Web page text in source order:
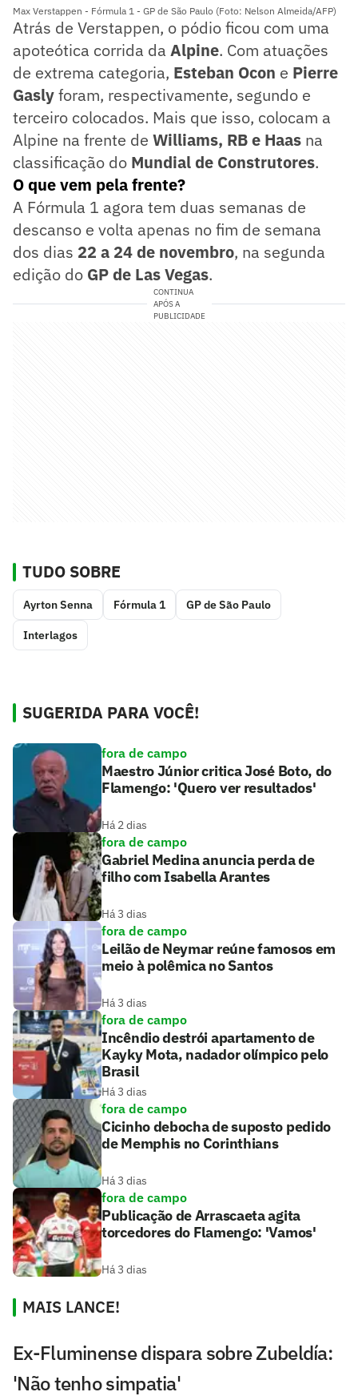
Max Verstappen - Fórmula 1 - GP de São Paulo (Foto: Nelson Almeida/AFP)
Atrás de Verstappen, o pódio ficou com uma
apoteótica corrida da Alpine. Com atuações
de extrema categoria, Esteban Ocon e Pierre
Gaslyforam, respectivamente, segundo e
terceiro colocados. Mais que isso, colocam a
Alpine na frente de Williams, RB e Haas na
classificação do Mundial de Construtores.
O que vem pela frente?
A Fórmula 1 agora tem duas semanas de
descanso e volta apenas no fim de semana
dos dias 22 a 24 de novembro, na segunda
edição do GP de Las Vegas.
CONTINUA
APÓS A
PUBLICIDADE
TUDO SOBRE
Ayrton Senna Fórmula 1 GP de São Paulo
Interlagos
SUGERIDA PARA VOCÊ!
fora de campo
Maestro Júnior critica José Boto, do
Flamengo: 'Quero ver resultados'
Há 2 dias
fora de campo
Gabriel Medina anuncia perda de
filho com Isabella Arantes
Há 3 dias
fora de campo
Leilão de Neymar reúne famosos em
meio à polêmica no Santos
Há 3 dias
fora de campo
Incêndio destrói apartamento de
Kayky Mota, nadador olímpico pelo
Brasil
Há 3 dias
fora de campo
Cicinho debocha de suposto pedido
de Memphis no Corinthians
Há 3 dias
fora de campo
Publicação de Arrascaeta agita
torcedores do Flamengo: 'Vamos'
Há 3 dias
MAIS LANCE!
Ex-Fluminense dispara sobre Zubeldía:
'Não tenho simpatia'